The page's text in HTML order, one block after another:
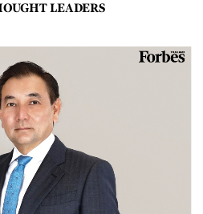
LEADERS